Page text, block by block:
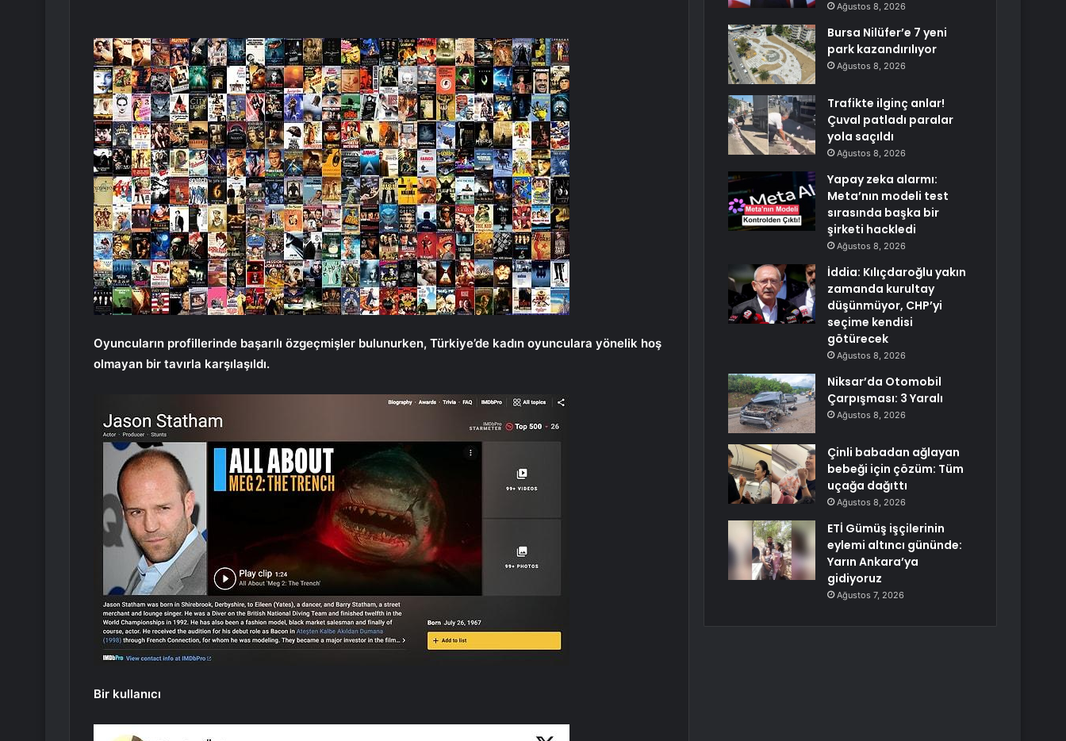
Oyuncuların profillerinde başarılı özgeçmişler bulunurken, Türkiye’de kadın oyunculara yönelik hoş
olmayan bir tavırla karşılaşıldı.
Bir kullanıcı
Ağustos 8, 2026
Bursa Nilüfer’e 7 yeni
park kazandırılıyor
Ağustos 8, 2026
Trafikte ilginç anlar!
Çuval patladı paralar
yola saçıldı
Ağustos 8, 2026
Yapay zeka alarmı:
Meta’nın modeli test
sırasında başka bir
şirketi hackledi
Ağustos 8, 2026
İddia: Kılıçdaroğlu yakın
zamanda kurultay
düşünmüyor, CHP’yi
seçime kendisi
götürecek
Ağustos 8, 2026
Niksar’da Otomobil
Çarpışması: 3 Yaralı
Ağustos 8, 2026
Çinli babadan ağlayan
bebeği için çözüm: Tüm
uçağa dağıttı
Ağustos 8, 2026
ETİ Gümüş işçilerinin
eylemi altıncı gününde:
Yarın Ankara’ya
gidiyoruz
Ağustos 7, 2026